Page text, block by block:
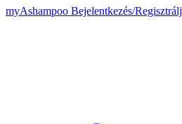
myAshampoo Bejelentkezés/Regisztrálj